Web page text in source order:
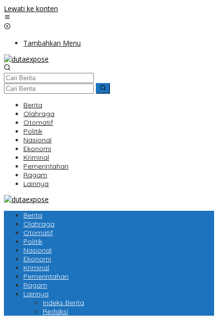
Lewati ke konten
Tambahkan Menu
Berita
Olahraga
Otomatif
Politik
Nasional
Ekonomi
Kriminal
Pemerintahan
Ragam
Lainnya
Berita
Olahraga
Otomatif
Politik
Nasional
Ekonomi
Kriminal
Pemerintahan
Ragam
Lainnya
Indeks Berita
Redaksi